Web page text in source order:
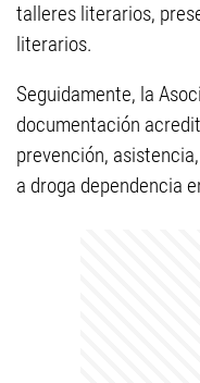
talleres literarios,
literarios.
Seguidamente, la
documentación
prevención,
a droga dependencia